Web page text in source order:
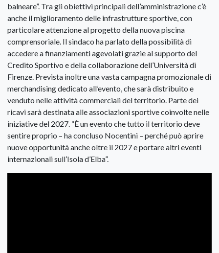
balneare”. Tra gli obiettivi principali dell’amministrazione c’è
anche il miglioramento delle infrastrutture sportive, con
particolare attenzione al progetto della nuova piscina
comprensoriale. Il sindaco ha parlato della possibilità di
accedere a finanziamenti agevolati grazie al supporto del
Credito Sportivo e della collaborazione dell’Università di
Firenze. Prevista inoltre una vasta campagna promozionale di
merchandising dedicato all’evento, che sarà distribuito e
venduto nelle attività commerciali del territorio. Parte dei
ricavi sarà destinata alle associazioni sportive coinvolte nelle
iniziative del 2027. “È un evento che tutto il territorio deve
sentire proprio – ha concluso Nocentini – perché può aprire
nuove opportunità anche oltre il 2027 e portare altri eventi
internazionali sull’Isola d’Elba”.